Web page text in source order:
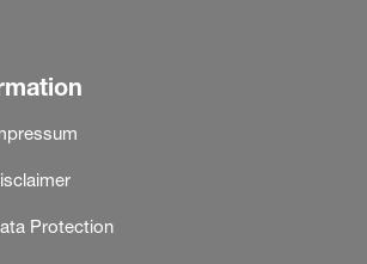
Protection